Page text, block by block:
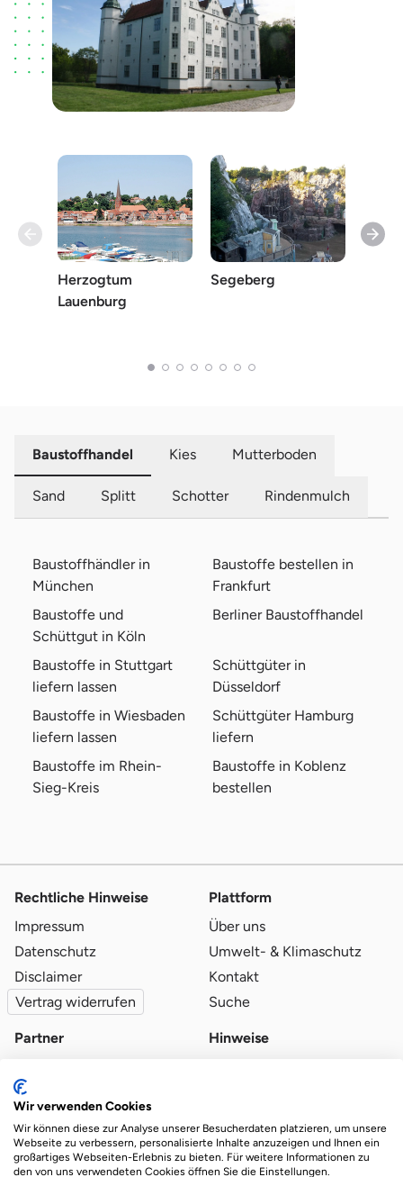
Herzogtum
Lauenburg
Segeberg
Baustoffhandel Kies Mutterboden
Sand Splitt Schotter Rindenmulch
Baustoffhändler in
München
Baustoffe bestellen in
Frankfurt
Baustoffe und
Schüttgut in Köln
Berliner Baustoffhandel
Baustoffe in Stuttgart
liefern lassen
Schüttgüter in
Düsseldorf
Baustoffe in Wiesbaden
liefern lassen
Schüttgüter Hamburg
liefern
Baustoffe im Rhein-
Sieg-Kreis
Baustoffe in Koblenz
bestellen
Rechtliche Hinweise
Impressum
Datenschutz
Disclaimer
Vertrag widerrufen
Plattform
Über uns
Umwelt- & Klimaschutz
Kontakt
Suche
Partner
Qualitätsvoraussetzungen
Partner-Login
Hinweise
Wir verwenden Cookies
Wir können diese zur Analyse unserer Besucherdaten platzieren, um unsere
Webseite zu verbessern, personalisierte Inhalte anzuzeigen und Ihnen ein
großartiges Webseiten-Erlebnis zu bieten. Für weitere Informationen zu
den von uns verwendeten Cookies öffnen Sie die Einstellungen.